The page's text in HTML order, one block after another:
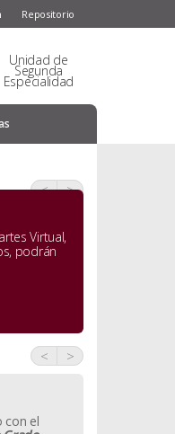
Repositorio
Unidad de
Segunda
Especialidad
< >
Virtual,
podrán
< >
con el